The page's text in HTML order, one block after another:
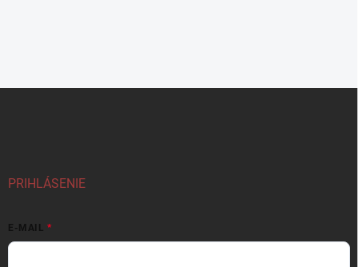
PRIHLÁSENIE
E-MAIL